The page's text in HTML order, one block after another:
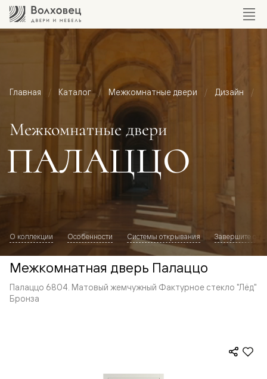
Главная Каталог Межкомнатные двери Дизайн
Межкомнатные двери
ПАЛАЦЦО
О коллекции Особенности Системы открывания Завершите
Межкомнатная дверь Палаццо
Палаццо 6804. Матовый жемчужный Фактурное стекло "Лёд"
Бронза